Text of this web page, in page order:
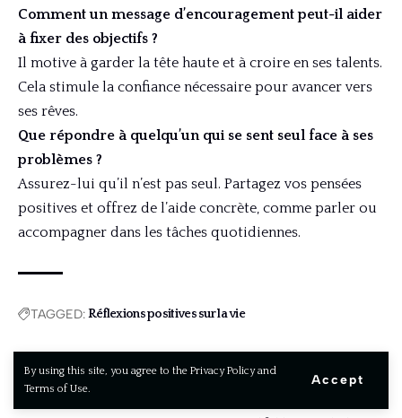
By using this site, you agree to the Privacy Policy and
Terms of Use.
Accept
Comment un message d’encouragement peut-il aider
à fixer des objectifs ?
Il motive à garder la tête haute et à croire en ses talents.
Cela stimule la confiance nécessaire pour avancer vers
ses rêves.
Que répondre à quelqu’un qui se sent seul face à ses
problèmes ?
Assurez-lui qu’il n’est pas seul. Partagez vos pensées
positives et offrez de l’aide concrète, comme parler ou
accompagner dans les tâches quotidiennes.
TAGGED:Réflexions positives sur la vie
Leave a Comment